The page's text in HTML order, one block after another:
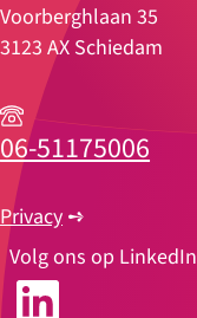
Voorberghlaan 35
3123 AX Schiedam
06-51175006
Privacy ➺
Volg ons op LinkedIn
LinkedIn